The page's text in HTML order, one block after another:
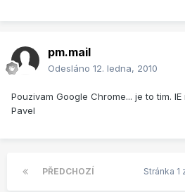
pm.mail
Odesláno 12. ledna, 2010
Pouzivam Google Chrome... je to tim.
Pavel
PŘEDCHOZÍ Stránka 1